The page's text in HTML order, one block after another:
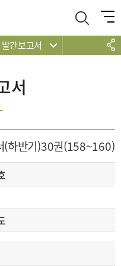
기
발간보고서
서
(하반기)30권(158~160)